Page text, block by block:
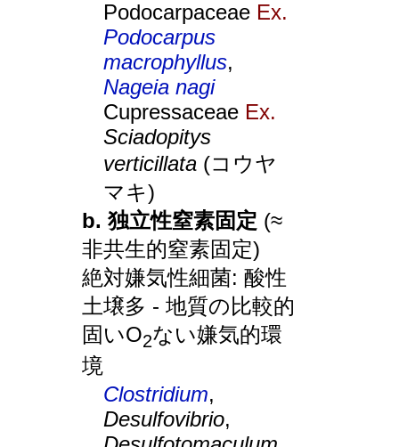
Podocarpaceae Ex.
Podocarpus
macrophyllus,
Nageia nagi
Cupressaceae Ex.
Sciadopitys
verticillata (コウヤ
マキ)
b. 独立性窒素固定 (≈
非共生的窒素固定)
絶対嫌気性細菌: 酸性
土壌多 - 地質の比較的
固いO2ない嫌気的環
境
Clostridium,
Desulfovibrio,